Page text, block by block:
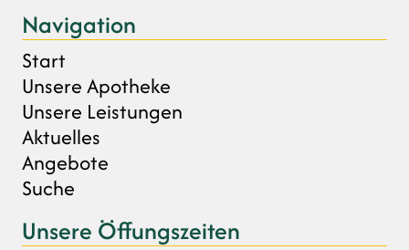
Navigation
Start
Unsere Apotheke
Unsere Leistungen
Aktuelles
Angebote
Suche
Unsere Öffungszeiten